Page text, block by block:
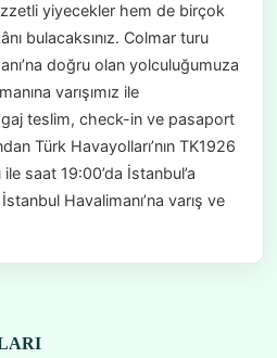
yiyecekler hem de birçok
bulacaksınız. Colmar turu
doğru olan yolculuğumuza
varışımız ile
teslim, check-in ve pasaport
Türk Havayolları’nın TK1926
saat 19:00’da İstanbul’a
Havalimanı’na varış ve